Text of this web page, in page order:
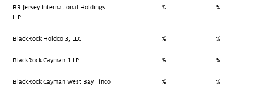
BR Jersey International Holdings
L.P.
% %
BlackRock Holdco 3, LLC % %
BlackRock Cayman 1 LP % %
BlackRock Cayman West Bay Finco
% %